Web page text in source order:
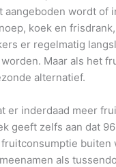
aangeboden wordt
koek en
er regelmatig
Maar als het
alternatief.
er inderdaad meer
geeft zelfs aan dat
als